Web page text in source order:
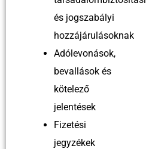
és jogszabályi
hozzájárulásoknak
Adólevonások,
bevallások és
kötelező
jelentések
Fizetési
jegyzékek